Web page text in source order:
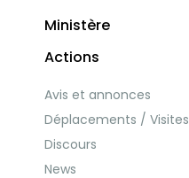
Ministère
Actions
Avis et annonces
Déplacements / Visites
Discours
News